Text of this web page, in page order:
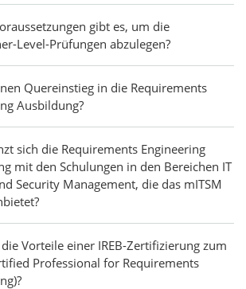
gibt es, um die
Level-Prüfungen abzulegen?
Quereinstieg in die Requirements
Ausbildung?
sich die Requirements Engineering
mit den Schulungen in den Bereichen IT
Security Management, die das mITSM
Vorteile einer IREB-Zertifizierung zum
Professional for Requirements